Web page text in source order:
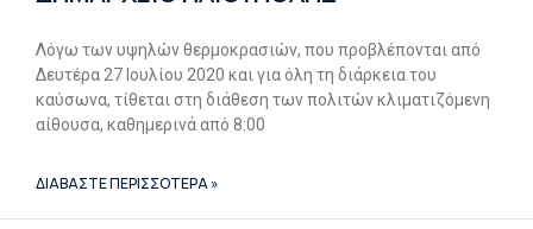
Λόγω των υψηλών θερμοκρασιών, που προβλέπονται από
Δευτέρα 27 Ιουλίου 2020 και για όλη τη διάρκεια του
καύσωνα, τίθεται στη διάθεση των πολιτών κλιματιζόμενη
αίθουσα, καθημερινά από 8:00
ΔΙΑΒΑΣΤΕ ΠΕΡΙΣΣΟΤΕΡΑ »